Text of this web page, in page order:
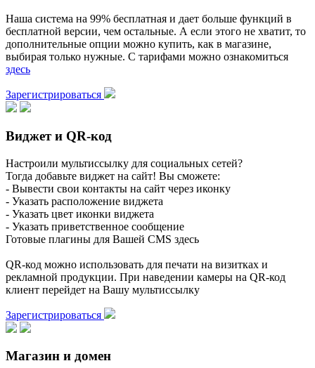
Наша система на 99% бесплатная и дает больше функций в
бесплатной версии, чем остальные. А если этого не хватит, то
дополнительные опции можно купить, как в магазине,
выбирая только нужные. С тарифами можно ознакомиться
здесь
Зарегистрироваться
Виджет и QR-код
Настроили мультиссылку для социальных сетей?
Тогда добавьте виджет на сайт! Вы сможете:
- Вывести свои контакты на сайт через иконку
- Указать расположение виджета
- Указать цвет иконки виджета
- Указать приветственное сообщение
Готовые плагины для Вашей CMS здесь
QR-код можно использовать для печати на визитках и
рекламной продукции. При наведении камеры на QR-код
клиент перейдет на Вашу мультиссылку
Зарегистрироваться
Магазин и домен